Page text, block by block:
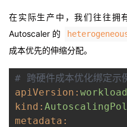
在实际生产中，我们往往拥
Autoscaler 的
成本优先的伸缩分配。
# 跨硬件成本优化绑定示
apiVersion:
kind:
metadata: